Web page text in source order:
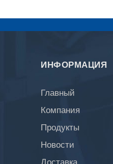
ИНФОРМАЦИЯ
Главный
Компания
Продукты
Новости
Доставка